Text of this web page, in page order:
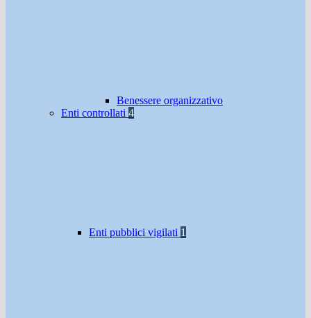
Benessere organizzativo
Enti controllati 4
Enti pubblici vigilati 1